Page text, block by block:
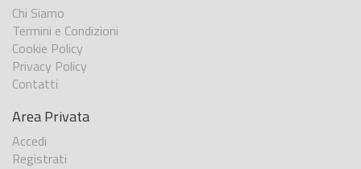
Chi Siamo
Termini e Condizioni
Cookie Policy
Privacy Policy
Contatti
Area Privata
Accedi
Registrati